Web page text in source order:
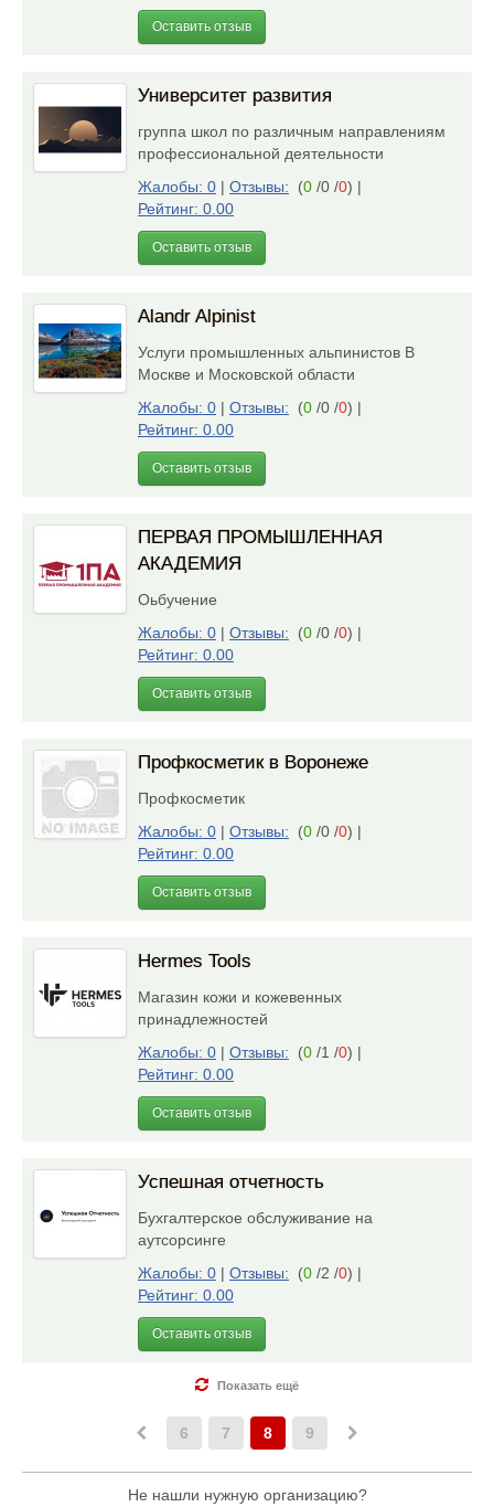
Оставить отзыв
Университет развития
группа школ по различным направлениям
профессиональной деятельности
Жалобы: 0 | Отзывы: (0 /0 /0) |
Рейтинг: 0.00
Оставить отзыв
Alandr Alpinist
Услуги промышленных альпинистов В
Москве и Московской области
Жалобы: 0 | Отзывы: (0 /0 /0) |
Рейтинг: 0.00
Оставить отзыв
ПЕРВАЯ ПРОМЫШЛЕННАЯ
АКАДЕМИЯ
Оьбучение
Жалобы: 0 | Отзывы: (0 /0 /0) |
Рейтинг: 0.00
Оставить отзыв
Профкосметик в Воронеже
Профкосметик
Жалобы: 0 | Отзывы: (0 /0 /0) |
Рейтинг: 0.00
Оставить отзыв
Hermes Tools
Магазин кожи и кожевенных
принадлежностей
Жалобы: 0 | Отзывы: (0 /1 /0) |
Рейтинг: 0.00
Оставить отзыв
Успешная отчетность
Бухгалтерское обслуживание на
аутсорсинге
Жалобы: 0 | Отзывы: (0 /2 /0) |
Рейтинг: 0.00
Оставить отзыв
Показать ещё
6 7 8 9
Не нашли нужную организацию?